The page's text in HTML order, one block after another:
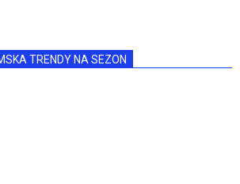
TRENDY NA SEZON